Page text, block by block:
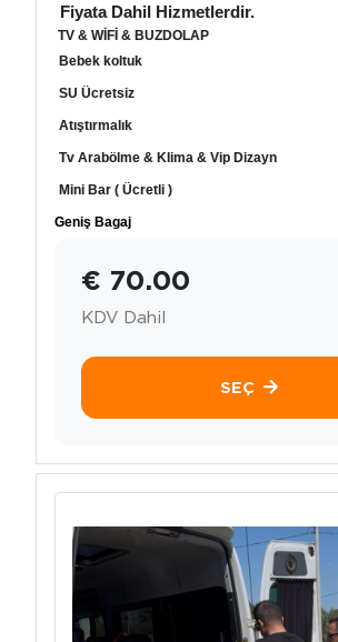
Fiyata Dahil Hizmetlerdir.
TV & WİFİ & BUZDOLAP
Bebek koltuk
SU Ücretsiz
Atıştırmalık
Tv Arabölme & Klima & Vip Dizayn
Mini Bar ( Ücretli )
Geniş Bagaj
€ 70.00
KDV Dahil
SEÇ